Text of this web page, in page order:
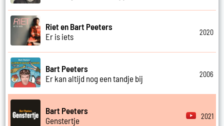
Riet en Bart Peeters
Er is iets
2020
Bart Peeters
Er kan altijd nog een tandje bij
2006
Bart Peeters
Genstertje
2021